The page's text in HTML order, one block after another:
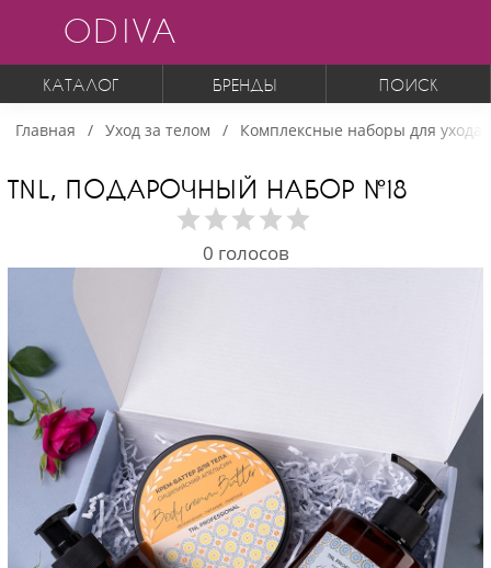
ODIVA
КАТАЛОГ БРЕНДЫ ПОИСК
Главная Уход за телом Комплексные наборы для ухода
TNL, ПОДАРОЧНЫЙ НАБОР №18
0 голосов